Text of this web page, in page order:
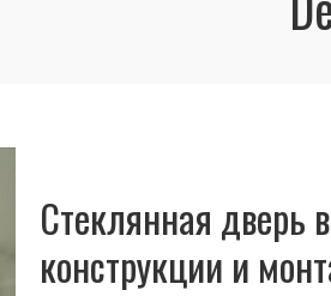
Стеклянная дверь
конструкции и